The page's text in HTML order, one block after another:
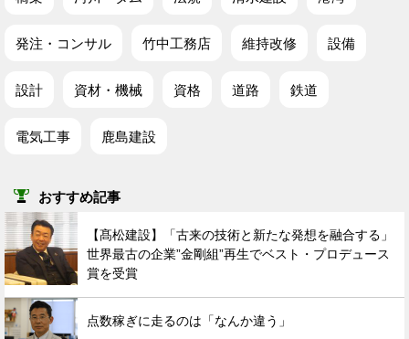
発注・コンサル 竹中工務店 維持改修 設備
設計 資材・機械 資格 道路 鉄道
電気工事 鹿島建設
おすすめ記事
【髙松建設】「古来の技術と新たな発想を融合する」
世界最古の企業”金剛組”再生でベスト・プロデュース
賞を受賞
点数稼ぎに走るのは「なんか違う」